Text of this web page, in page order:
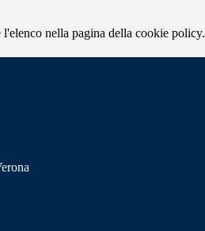
nella pagina della cookie policy.